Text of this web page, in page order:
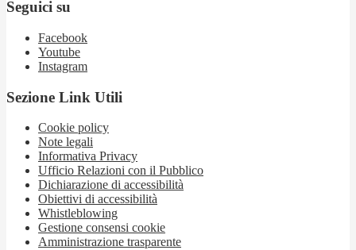
Seguici su
Facebook
Youtube
Instagram
Sezione Link Utili
Cookie policy
Note legali
Informativa Privacy
Ufficio Relazioni con il Pubblico
Dichiarazione di accessibilità
Obiettivi di accessibilità
Whistleblowing
Gestione consensi cookie
Amministrazione trasparente